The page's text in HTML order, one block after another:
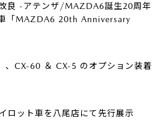
良 -アテンザ/MAZDA6誕生20周年
「MAZDA6 20th Anniversary
、CX-60 ＆ CX-5 のオプション装着
ロット車を八尾店にて先行展示